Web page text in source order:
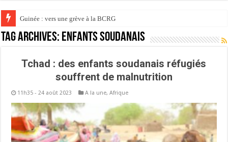
Guinée : vers une grève à la BCRG
Tag Archives: Enfants soudanais
Tchad : des enfants soudanais réfugiés
souffrent de malnutrition
11h35 - 24 août 2023 A la une,Afrique